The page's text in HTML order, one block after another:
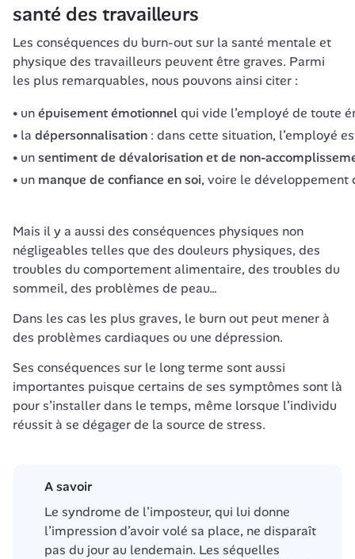
santé des travailleurs
Les conséquences du burn-out sur la santé mentale et
physique des travailleurs peuvent être graves. Parmi
les plus remarquables, nous pouvons ainsi citer :
unépuisement émotionnelqui vide l’employé de toute
la dépersonnalisation : dans cette situation, l’employé
unsentiment de dévalorisation et de non-
un manque de confiance en soi, voire le développement
Mais il y a aussi des conséquences physiques non
négligeables telles que des douleurs physiques, des
troubles du comportement alimentaire, des troubles du
sommeil, des problèmes de peau…
Dans les cas les plus graves, le burn out peut mener à
des problèmes cardiaques ou une dépression.
Ses conséquences sur le long terme sont aussi
importantes puisque certains de ses symptômes sont là
pour s’installer dans le temps, même lorsque l’individu
réussit à se dégager de la source de stress.
A savoir
Le syndrome de l’imposteur, qui lui donne
l’impression d’avoir volé sa place, ne disparaît
pas du jour au lendemain. Les séquelles